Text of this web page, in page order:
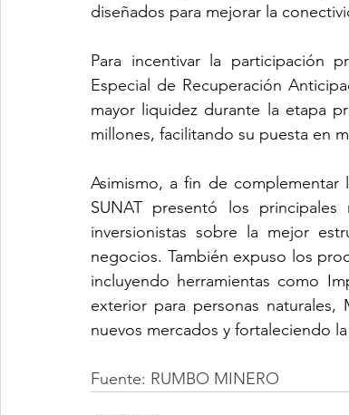
diseñados para mejorar la
Para incentivar la participación
Especial de Recuperación
mayor liquidez durante la etapa
millones, facilitando su puesta en
Asimismo, a fin de
SUNAT presentó los
inversionistas sobre la mejor
negocios. También expuso los
incluyendo herramientas como
exterior para personas naturales,
nuevos mercados y fortaleciendo
Fuente: RUMBO MINERO